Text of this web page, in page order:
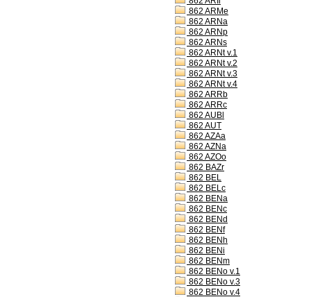
862 ARMe
862 ARNa
862 ARNp
862 ARNs
862 ARNt v.1
862 ARNt v.2
862 ARNt v.3
862 ARNt v.4
862 ARRb
862 ARRc
862 AUBl
862 AUT
862 AZAa
862 AZNa
862 AZOo
862 BAZr
862 BEL
862 BELc
862 BENa
862 BENc
862 BENd
862 BENf
862 BENh
862 BENi
862 BENm
862 BENo v.1
862 BENo v.3
862 BENo v.4